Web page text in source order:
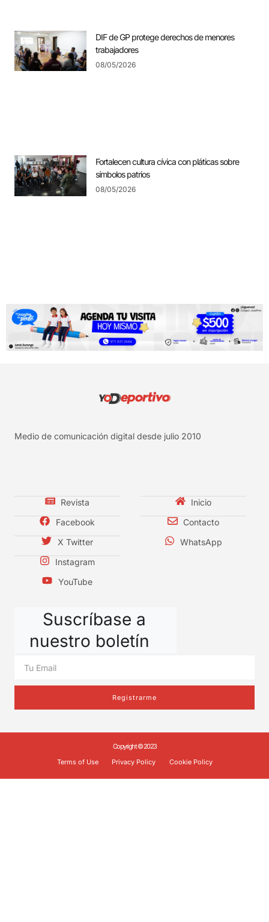
DIF de GP protege derechos de menores
trabajadores
08/05/2026
Fortalecen cultura cívica con pláticas sobre
símbolos patrios
08/05/2026
Medio de comunicación digital desde julio 2010
Revista
Facebook
X Twitter
Instagram
YouTube
Inicio
Contacto
WhatsApp
Suscríbase a
nuestro boletín
Registrarme
Copyright © 2023
Terms of Use
Privacy Policy Cookie Policy